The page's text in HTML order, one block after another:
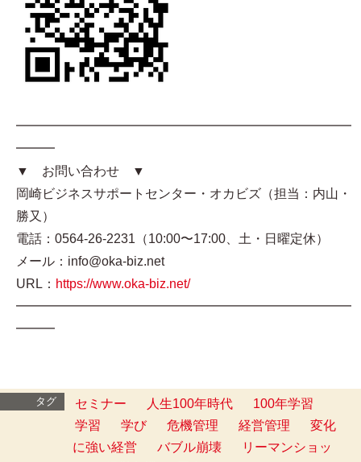
━━━━━━━━━━━━━━━━━━━━━━━━━━
━━━
▼ お問い合わせ ▼
岡崎ビジネスサポートセンター・オカビズ（担当：内山・
勝又）
電話：0564-26-2231（10:00〜17:00、土・日曜定休）
メール：info@oka-biz.net
URL： https://www.oka-biz.net/
━━━━━━━━━━━━━━━━━━━━━━━━━━
━━━
タグ セミナー 人生100年時代
100年学習
学習
学び 危機管理 経営管理
変化
に強い経営
バブル崩壊
リーマンショッ